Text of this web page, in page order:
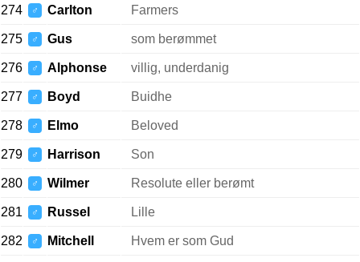
274 ♂ Carlton Farmers
275 ♂ Gus som berømmet
276 ♂ Alphonse villig, underdanig
277 ♂ Boyd Buidhe
278 ♂ Elmo Beloved
279 ♂ Harrison Son
280 ♂ Wilmer Resolute eller berømt
281 ♂ Russel Lille
282 ♂ Mitchell Hvem er som Gud